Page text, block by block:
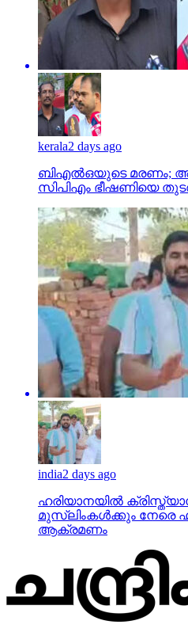
kerala2 days ago
ബിഎല്‍ഒയുടെ മരണം;
സിപിഎം ഭീഷണിയെ
india2 days ago
ഹരിയാനയില്‍
മുസ്‌ലിംകള്‍ക്കും നേരെ
ആക്രമണം